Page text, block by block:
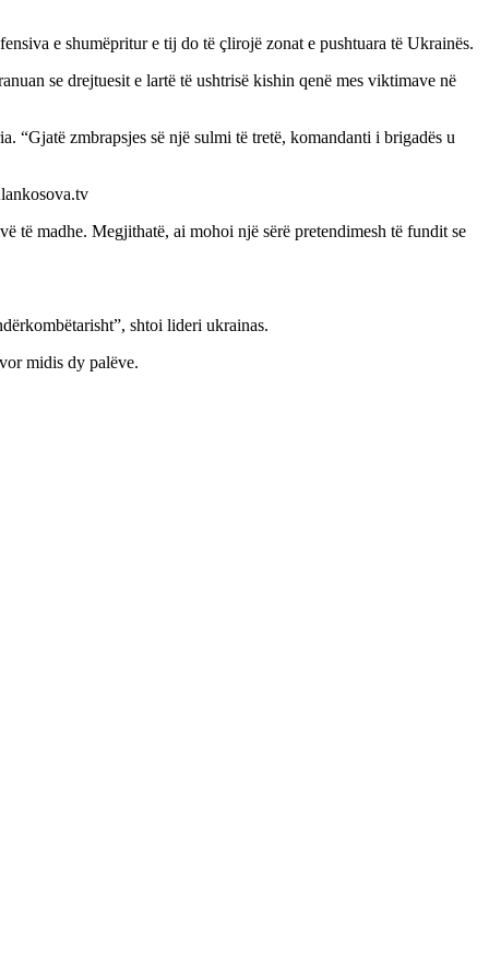
e shumëpritur e tij do të çlirojë zonat e pushtuara të Ukrainës.
se drejtuesit e lartë të ushtrisë kishin qenë mes viktimave në
“Gjatë zmbrapsjes së një sulmi të tretë, komandanti i brigadës u
të madhe. Megjithatë, ai mohoi një sërë pretendimesh të fundit se
shtoi lideri ukrainas.
midis dy palëve.